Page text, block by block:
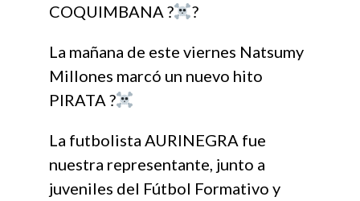
COQUIMBANA ?
?
La mañana de este viernes Natsumy
Millones marcó un nuevo hito
PIRATA ?‍
La futbolista AURINEGRA fue
nuestra representante, junto a
juveniles del Fútbol Formativo y